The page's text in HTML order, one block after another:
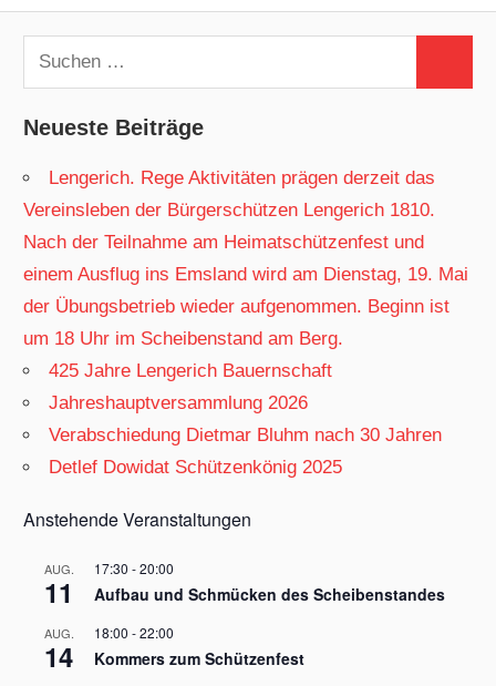
Suchen
nach:
Neueste Beiträge
Lengerich. Rege Aktivitäten prägen derzeit das
Vereinsleben der Bürgerschützen Lengerich 1810.
Nach der Teilnahme am Heimatschützenfest und
einem Ausflug ins Emsland wird am Dienstag, 19. Mai
der Übungsbetrieb wieder aufgenommen. Beginn ist
um 18 Uhr im Scheibenstand am Berg.
425 Jahre Lengerich Bauernschaft
Jahreshauptversammlung 2026
Verabschiedung Dietmar Bluhm nach 30 Jahren
Detlef Dowidat Schützenkönig 2025
Anstehende Veranstaltungen
AUG.
11
17:30 -20:00
Aufbau und Schmücken des Scheibenstandes
AUG.
14
18:00 -22:00
Kommers zum Schützenfest